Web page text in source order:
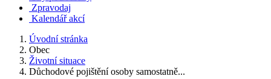
Zpravodaj
Kalendář akcí
Úvodní stránka
Obec
Životní situace
Důchodové pojištění osoby samostatně...